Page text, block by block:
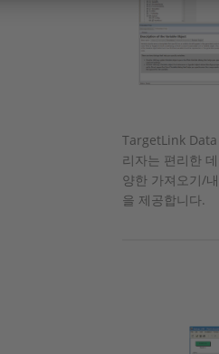
TargetLink
리자는 편리한
양한 가져오기/
을 제공합니다.